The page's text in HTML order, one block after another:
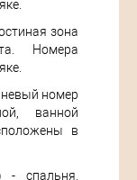
зона
Номера
номер
ванной
в
спальня,